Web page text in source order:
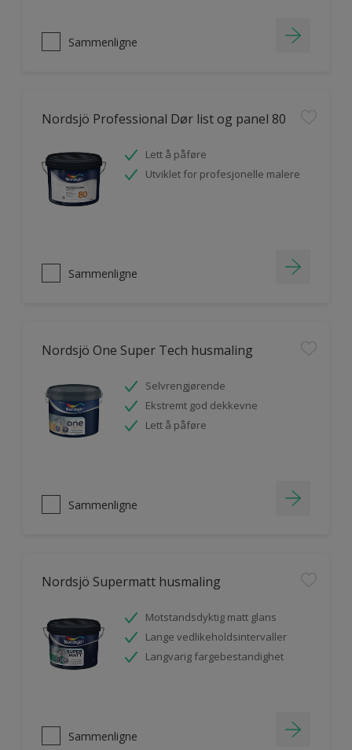
Sammenligne
Nordsjö Professional Dør list og panel 80
Lett å påføre
Utviklet for profesjonelle malere
Sammenligne
Nordsjö One Super Tech husmaling
Selvrengjørende
Ekstremt god dekkevne
Lett å påføre
Sammenligne
Nordsjö Supermatt husmaling
Motstandsdyktig matt glans
Lange vedlikeholdsintervaller
Langvarig fargebestandighet
Sammenligne